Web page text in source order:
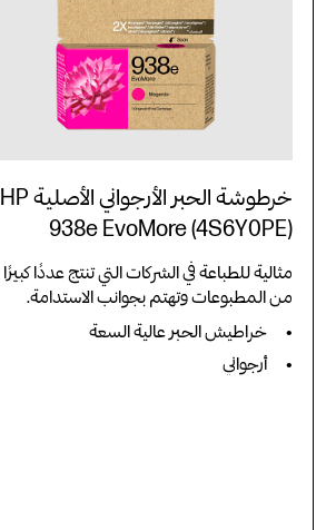
خرطوشة الحبر الأرجواني الأصلية HP
938e EvoMore (4S6Y0PE)
مثالية للطباعة في الشركات التي تنتج عددًا كبيرًا
من المطبوعات وتهتم بجوانب الاستدامة.
خراطيش الحبر عالية السعة
أرجواني